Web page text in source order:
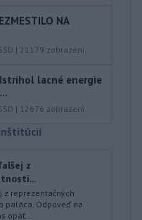
NA
| 21179 zobrazení
lacné energie
| 12676 zobrazení
z
z reprezentačných
paláca. Odpoveď na
opäť...